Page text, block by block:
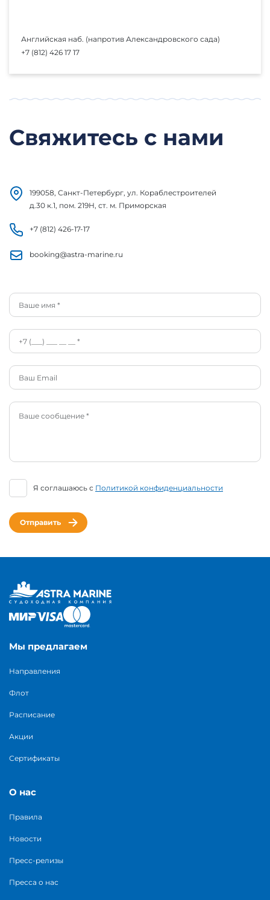
Английская наб. (напротив Александровского сада)
+7 (812) 426 17 17
Свяжитесь с нами
199058, Санкт-Петербург, ул. Кораблестроителей
д.30 к.1, пом. 219Н, ст. м. Приморская
+7 (812) 426-17-17
booking@astra-marine.ru
Я соглашаюсь с Политикой конфиденциальности
Отправить
Мы предлагаем
Направления
Флот
Расписание
Акции
Сертификаты
О нас
Правила
Новости
Пресс-релизы
Пресса о нас